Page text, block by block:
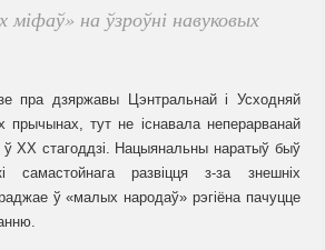
міфаў» на ўзроўні навуковых
пра дзяржавы Цэнтральнай і Усходняй
тут не існавала неперарванай
ў ХХ стагоддзі. Нацыянальны наратыў быў
самастойнага развіцця з-за знешніх
ў «малых народаў» рэгіёна пачуцце